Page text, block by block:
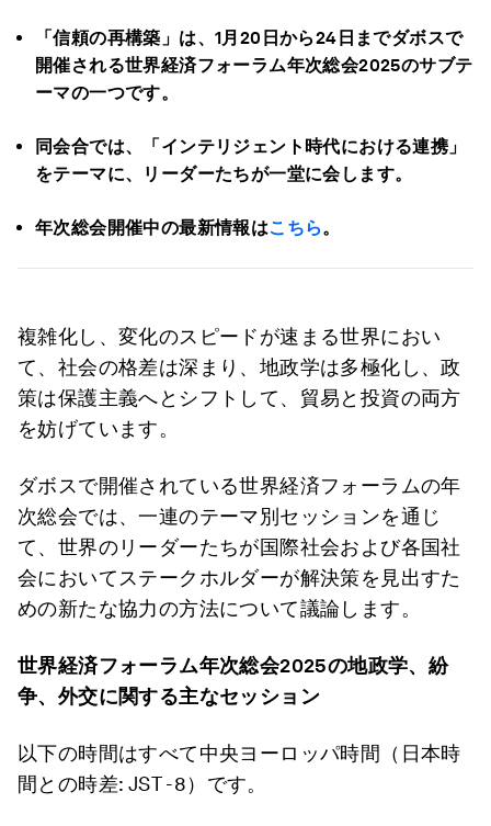
「信頼の再構築」は、1月20日から24日までダボスで
開催される世界経済フォーラム年次総会2025のサブテ
ーマの一つです。
同会合では、「インテリジェント時代における連携」
をテーマに、リーダーたちが一堂に会します。
年次総会開催中の最新情報はこちら。
複雑化し、変化のスピードが速まる世界におい
て、社会の格差は深まり、地政学は多極化し、政
策は保護主義へとシフトして、貿易と投資の両方
を妨げています。
ダボスで開催されている世界経済フォーラムの年
次総会では、一連のテーマ別セッションを通じ
て、世界のリーダーたちが国際社会および各国社
会においてステークホルダーが解決策を見出すた
めの新たな協力の方法について議論します。
世界経済フォーラム年次総会2025の地政学、紛
争、外交に関する主なセッション
以下の時間はすべて中央ヨーロッパ時間（日本時
間との時差: JST -8）です。